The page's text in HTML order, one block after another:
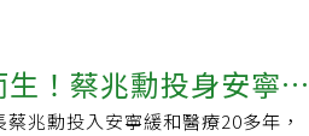
善終」。推動安寧緩和不是只有
長照體系、乃至每個家庭的共同
是在日常就培養「生命教育」的
敗，而是人生自然的一部分」，
護團隊的用心治療、耐心地聆聽
。「希望院區不要硬邦邦」，何
陽節、耶誕節等特殊節日則有系
網站｜更多文章【慢病好日子】
嗎？為什麼洗腎的人會便秘？有
的慢病衛教資訊，與您一起好好
主題圈 📍觀看影音&gt;&gt;慢病好
成有兒童疫苗注射，診療急性病
成以慢性病管理為主的診所。同
過社區醫療群的網絡轉介至彼此
，這些都與病人長期使用的藥
可以先進行全面的評估，判斷皮
。如果有必要，再轉介病人去看
！蔡兆勳投身安寧醫
兆勳投入安寧緩和醫療20多年，